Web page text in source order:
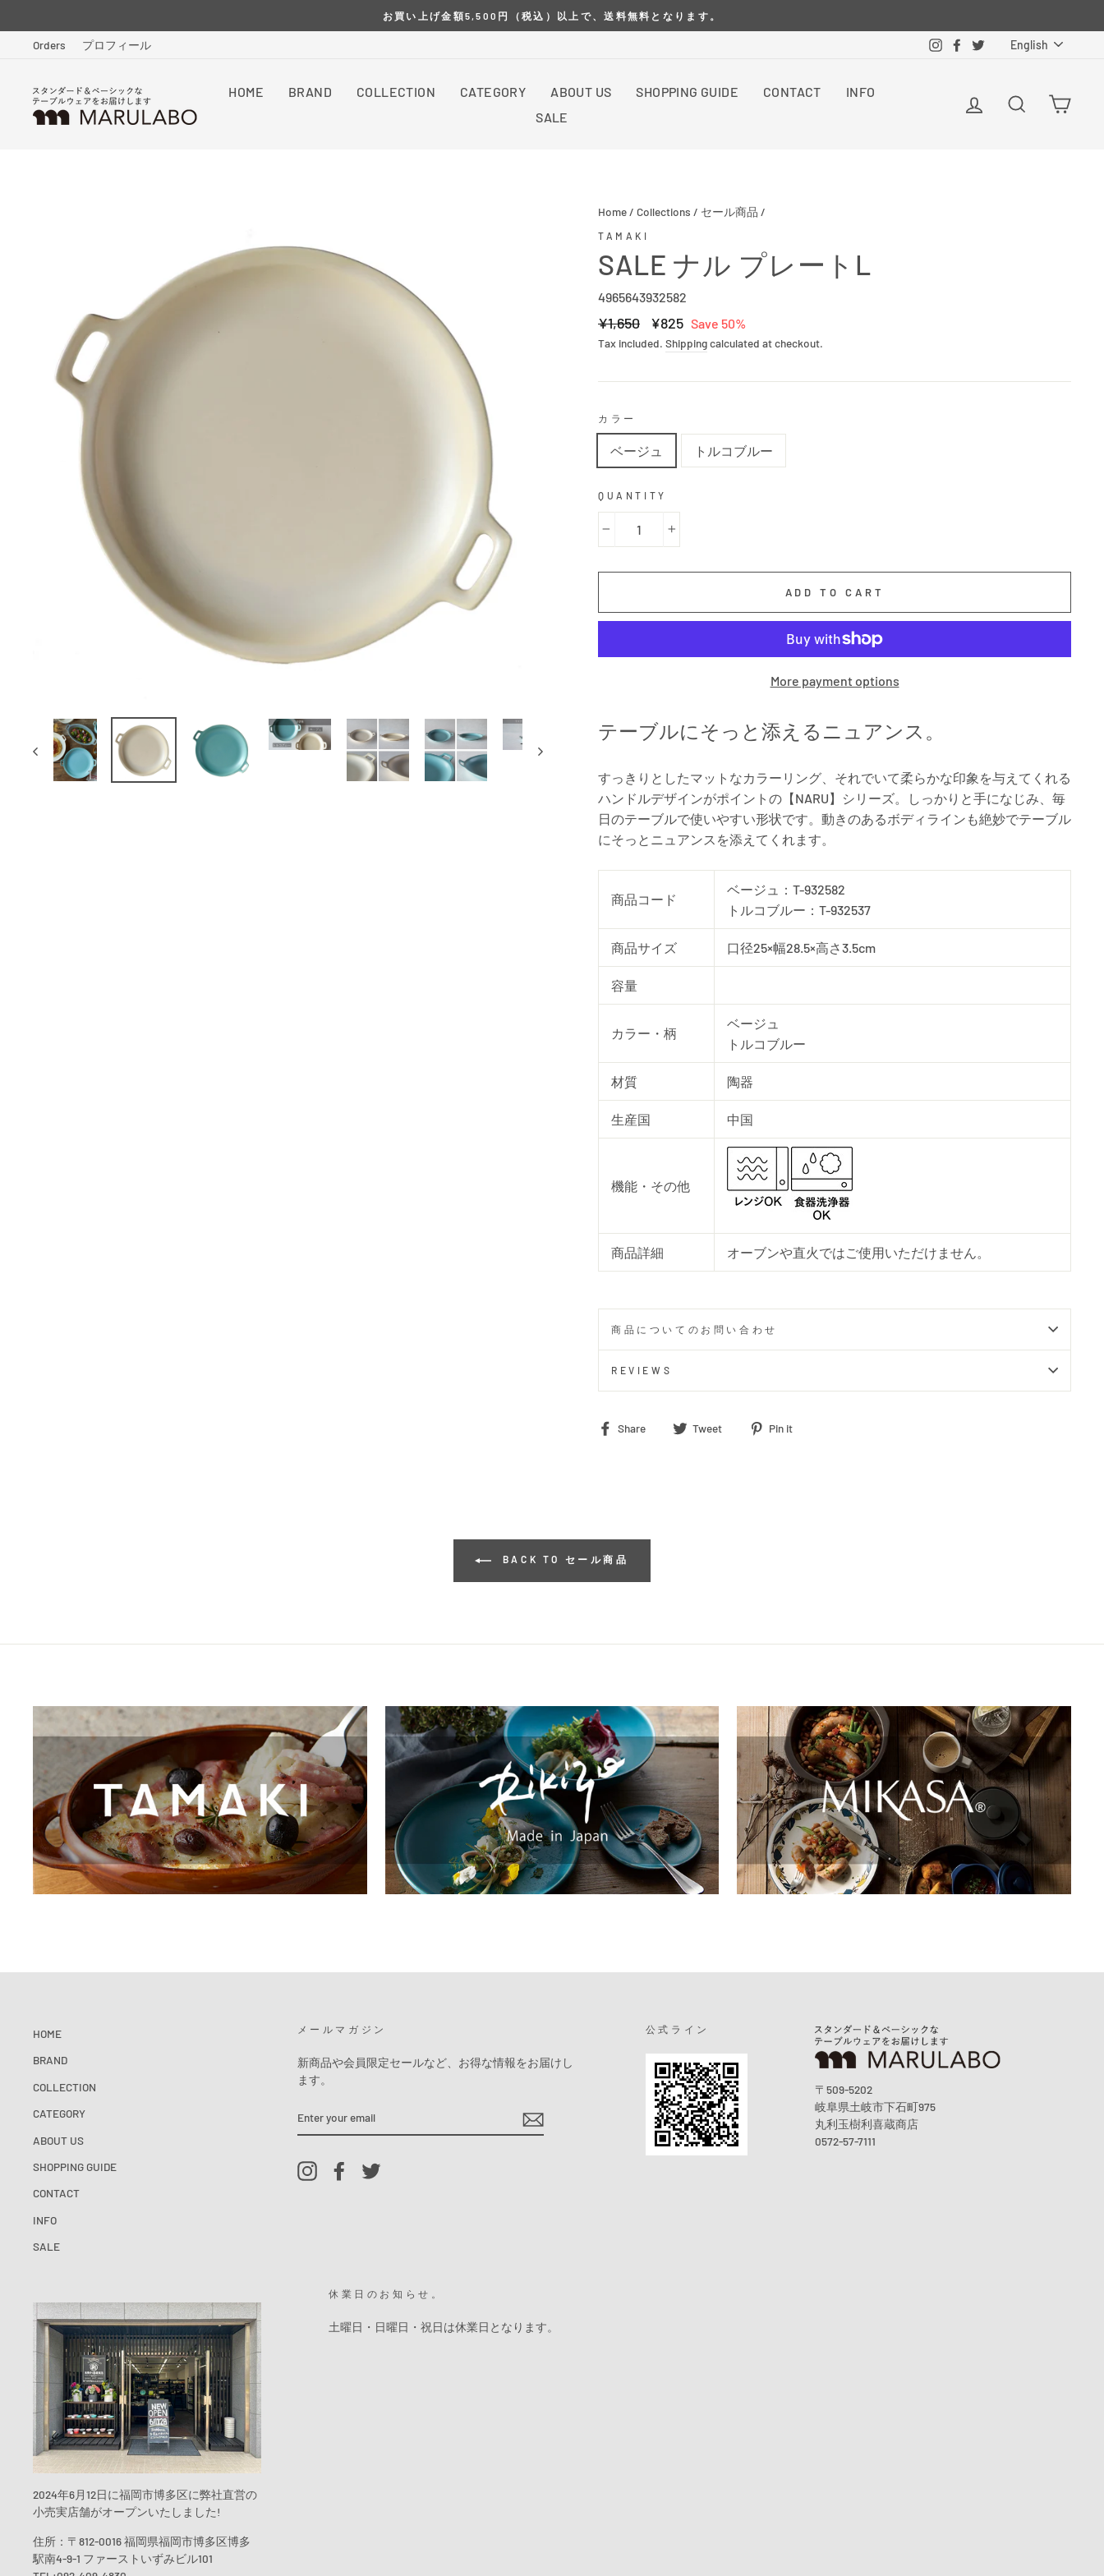
to
content
お買い上げ金額5,500円（税込）以上で、送料無料となります。
Orders プロフィール InstagramFacebook
TwitterEnglish
HOME BRAND COLLECTION CATEGORY ABOUT US SHOPPING GUIDE CONTACT
INFO
SALE
Log in Search
Home/ Collections / セール商品 /
TAMAKI
SALE ナル プレートL
4965643932582
Regular
price
¥1,650
Sale
price
¥825 Save 50%
Tax included. Shippingcalculated at checkout.
カラー
ベージュ トルコブルー
QUANTITY
ADD TO CART
More payment options
テーブルにそっと添えるニュアンス。
すっきりとしたマットなカラーリング、それでいて柔らかな印象を与えてくれる
ハンドルデザインがポイントの【NARU】シリーズ。しっかりと手になじみ、毎
日のテーブルで使いやすい形状です。動きのあるボディラインも絶妙でテーブル
にそっとニュアンスを添えてくれます。
商品コード
ベージュ：T-932582
トルコブルー：T-932537
商品サイズ 口径25×幅28.5×高さ3.5cm
容量
カラー・柄
ベージュ
トルコブルー
材質 陶器
生産国 中国
機能・その他
商品詳細 オーブンや直火ではご使用いただけません。
商品についてのお問い合わせ
REVIEWS
Share
Share Tweet
TweetPin it
BACK TO セール商品
HOME
BRAND
COLLECTION
CATEGORY
ABOUT US
SHOPPING GUIDE
CONTACT
INFO
SALE
メールマガジン
新商品や会員限定セールなど、お得な情報をお届けし
ます。
YOUR
EMAIL
InstagramFacebook
公式ライン
〒509-5202
岐阜県土岐市下石町975
丸利玉樹利喜蔵商店
0572-57-7111
2024年6月12日に福岡市博多区に弊社直営の
小売実店舗がオープンいたしました!
住所：〒812-0016 福岡県福岡市博多区博多
駅南4-9-1 ファーストいずみビル101
休業日のお知らせ。
土曜日・日曜日・祝日は休業日となります。